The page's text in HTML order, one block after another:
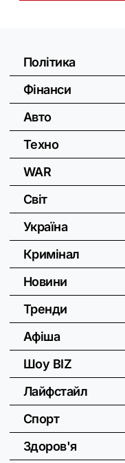
Політика
Фінанси
Авто
Техно
WAR
Світ
Україна
Кримінал
Новини
Тренди
Афіша
Шоу BIZ
Лайфстайл
Спорт
Здоров'я